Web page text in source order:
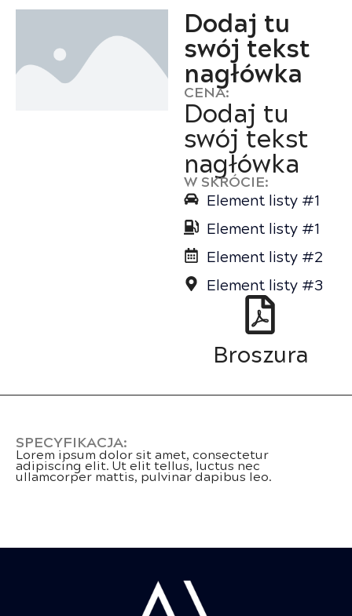
Dodaj tu
swój tekst
nagłówka
CENA:
Dodaj tu
swój tekst
nagłówka
W SKRÓCIE:
Element listy #1
Element listy #1
Element listy #2
Element listy #3
Broszura
SPECYFIKACJA:
Lorem ipsum dolor sit amet, consectetur
adipiscing elit. Ut elit tellus, luctus nec
ullamcorper mattis, pulvinar dapibus leo.